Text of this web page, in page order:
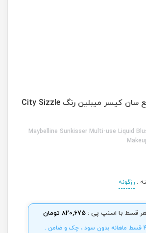
رژگونه و برنزر مایع سان کیسر میبلین رنگ City Sizzle
Maybelline Sunkisser Multi-use Liquid
: رژگونه
قسط با اسنپ پی : 820,675 تومان
، چک و ضامن .